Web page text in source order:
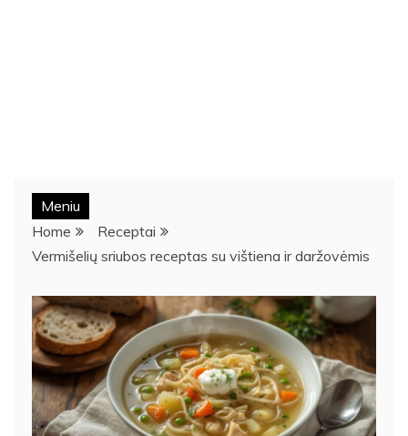
Meniu
Home
Receptai
Vermišelių sriubos receptas su vištiena ir daržovėmis